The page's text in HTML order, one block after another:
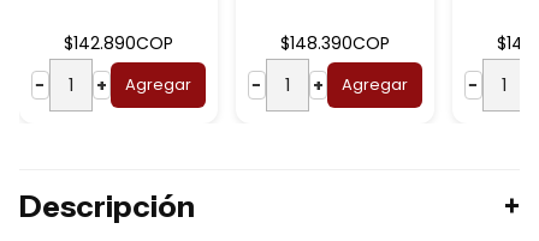
$142.890COP
−
+ Agregar
$148.390COP
−
+ Agregar
−
Descripción